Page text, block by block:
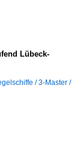
Lübeck-
/ 3-Master /